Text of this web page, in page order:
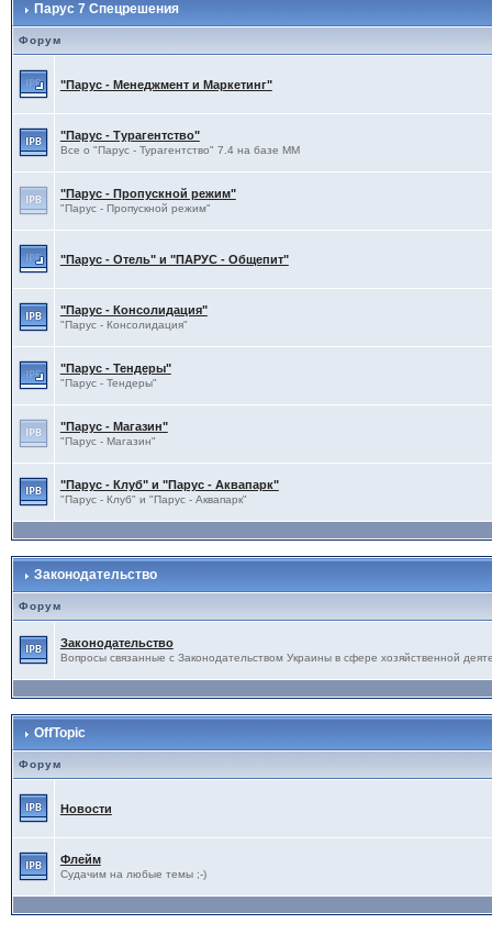
Парус 7 Спецрешения
Форум
"Парус - Менеджмент и Маркетинг"
"Парус - Турагентство"
Все о "Парус - Турагентство" 7.4 на базе ММ
"Парус - Пропускной режим"
"Парус - Пропускной режим"
"Парус - Отель" и "ПАРУС - Общепит"
"Парус - Консолидация"
"Парус - Консолидация"
"Парус - Тендеры"
"Парус - Тендеры"
"Парус - Магазин"
"Парус - Магазин"
"Парус - Клуб" и "Парус - Аквапарк"
"Парус - Клуб" и "Парус - Аквапарк"
Законодательство
Форум
Законодательство
Вопросы связанные с Законодательством Украины в сфере хозяйственной
OffTopic
Форум
Новости
Флейм
Судачим на любые темы ;-)